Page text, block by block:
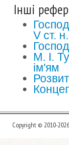
Інші
V ст.
М. І.
ім'ям
Copyright © 2010-